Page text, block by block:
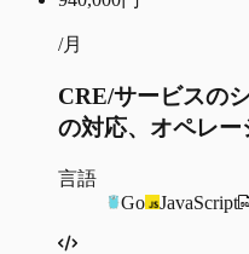
/月
CRE/サービスの
の対応、オペレー
言語
Go
JavaScript